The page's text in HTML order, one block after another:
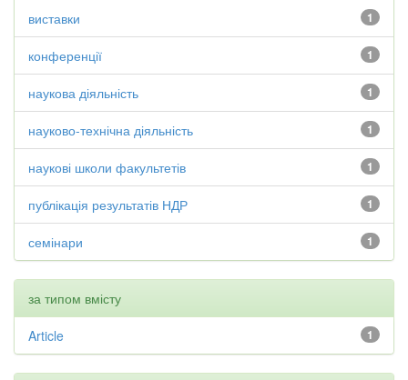
1
виставки
1
конференції
1
наукова діяльність
1
науково-технічна діяльність
1
наукові школи факультетів
1
публікація результатів НДР
1
семінари
за типом вмісту
1
Article